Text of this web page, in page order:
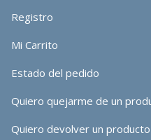
Registro
Mi Carrito
Estado del pedido
Quiero quejarme de un
Quiero devolver un producto